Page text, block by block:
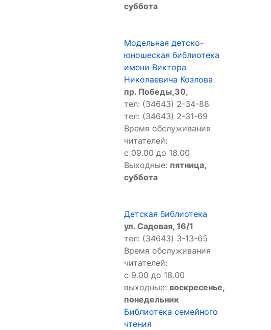
суббота
Модельная детско-
юношеская библиотека
имени Виктора
Николаевича Козлова
пр. Победы,30,
тел: (34643) 2-34-88
тел: (34643) 2-31-69
Время обслуживания
читателей:
с 09.00 до 18.00
Выходные: пятница,
суббота
Детская библиотека
ул. Садовая, 16/1
тел: (34643) 3-13-65
Время обслуживания
читателей:
с 9.00 до 18.00
выходные: воскресенье,
понедельник
Библиотека семейного
чтения